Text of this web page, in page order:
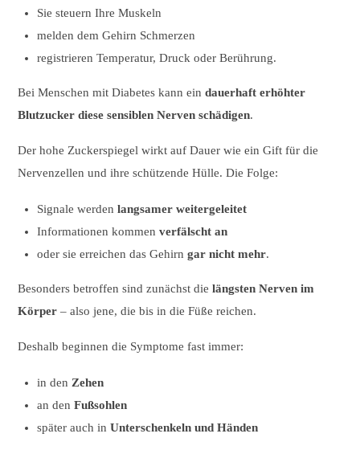
Sie steuern Ihre Muskeln
melden dem Gehirn Schmerzen
registrieren Temperatur, Druck oder Berührung.
Bei Menschen mit Diabetes kann eindauerhaft erhöhter
Blutzucker diese sensiblen Nerven schädigen.
Der hohe Zuckerspiegel wirkt auf Dauer wie ein Gift für die
Nervenzellen und ihre schützende Hülle. Die Folge:
Signale werdenlangsamer weitergeleitet
Informationen kommenverfälscht an
oder sie erreichen das Gehirngar nicht mehr.
Besonders betroffen sind zunächst dielängsten Nerven im
Körper – also jene, die bis in die Füße reichen.
Deshalb beginnen die Symptome fast immer:
in den Zehen
an denFußsohlen
später auch inUnterschenkeln und Händen